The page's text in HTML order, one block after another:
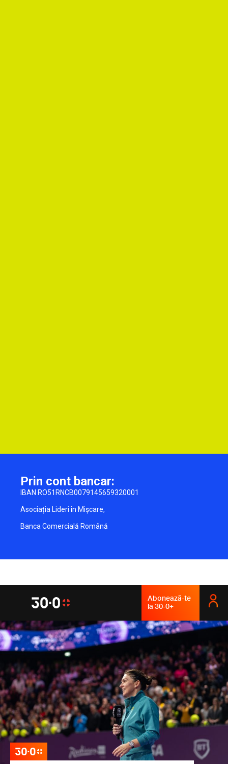
Prin cont bancar:
IBAN RO51RNCB0079145659320001
Asociația Lideri în Mișcare,
Banca Comercială Română
Abonează-te
la 30-0+